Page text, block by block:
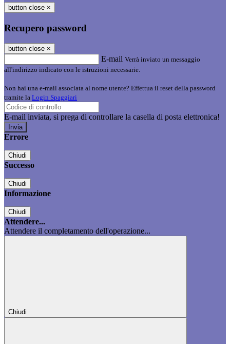
button close ×
Recupero password
button close ×
E-mail Verrà inviato un messaggio
all'indirizzo indicato con le istruzioni necessarie.
Non hai una e-mail associata al nome utente? Effettua il reset della password
tramite la Login Spaggiari
E-mail inviata, si prega di controllare la casella di posta elettronica!
Errore
Chiudi
Successo
Chiudi
Informazione
Chiudi
Attendere...
Attendere il completamento dell'operazione...
Chiudi